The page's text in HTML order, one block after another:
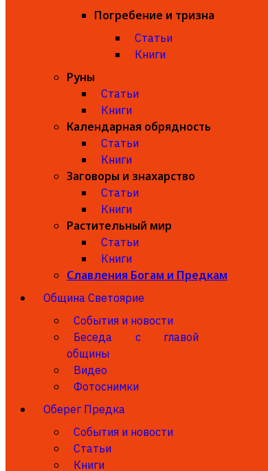
Погребение и тризна
Статьи
Книги
Руны
Статьи
Книги
Календарная обрядность
Статьи
Книги
Заговоры и знахарство
Статьи
Книги
Растительный мир
Статьи
Книги
Славления Богам и Предкам
Община Светоярие
События и новости
Беседа с главой
общины
Видео
Фотоснимки
Оберег Предка
События и новости
Статьи
Книги